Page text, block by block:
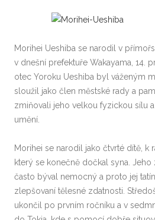
Morihei Ueshiba se narodil v
v dnešní prefektuře Wakayama, 14.
otec Yoroku Ueshiba byl váženým
sloužil jako člen městské rady a
zmiňovali jeho velkou fyzickou sílu
umění.
Morihei se narodil jako čtvrté dítě, k
který se konečně dočkal syna. Jeho
často býval nemocný a proto jej
zlepšovaní tělesné zdatnosti.
ukončil po prvním ročníku a v